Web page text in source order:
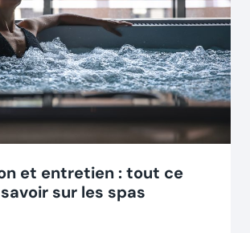
et entretien : tout ce
sur les spas